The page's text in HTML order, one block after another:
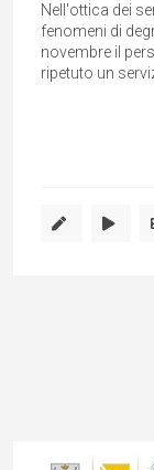
Nell'ottica dei
fenomeni di
novembre il
ripetuto un